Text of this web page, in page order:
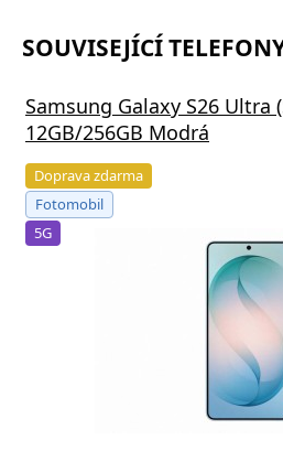
SOUVISEJÍCÍ
Samsung Galaxy S26 Ultra
12GB/256GB Modrá
Doprava zdarma
Fotomobil
5G